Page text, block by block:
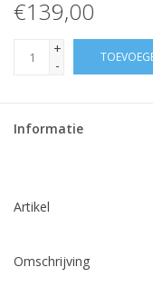
€139,00
+
-
Informatie
Artikel
Omschrijving